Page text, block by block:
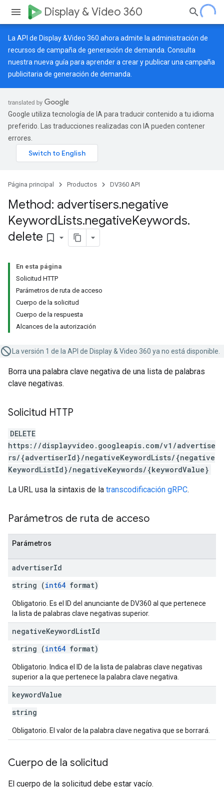
Display & Video 360
La API de Display &Video 360 ahora admite la administración de
recursos de campaña de generación de demanda. Consulta
nuestra nueva guía para aprender a crear y publicar una campaña
publicitaria de generación de demanda.
Google utiliza tecnología de IA para traducir contenido a tu idioma
preferido. Las traducciones realizadas con IA pueden contener
errores.
Página principal Productos DV360 API
Method: advertisers.negative
KeywordLists.negativeKeywords.
delete bookmark_border
En esta página
Solicitud HTTP
Parámetros de ruta de acceso
Cuerpo de la solicitud
Cuerpo de la respuesta
Alcances de la autorización
La versión 1 de la API de Display & Video 360 ya no está disponible.
Borra una palabra clave negativa de una lista de palabras
clave negativas.
Solicitud HTTP
DELETE
https://displayvideo.googleapis.com/v1/advertise
rs/{advertiserId}/negativeKeywordLists/{negative
KeywordListId}/negativeKeywords/{keywordValue}
La URL usa la sintaxis de la transcodificación gRPC.
Parámetros de ruta de acceso
Parámetros
advertiserId
string (int64 format)
Obligatorio. Es el ID del anunciante de DV360 al que pertenece
la lista de palabras clave negativas superior.
negativeKeywordListId
string (int64 format)
Obligatorio. Indica el ID de la lista de palabras clave negativas
superior a la que pertenece la palabra clave negativa.
keywordValue
string
Obligatorio. El valor de la palabra clave negativa que se borrará.
Cuerpo de la solicitud
El cuerpo de la solicitud debe estar vacío.